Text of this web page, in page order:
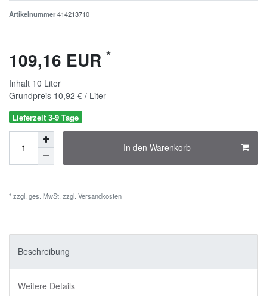
Artikelnummer414213710
109,16 EUR *
Inhalt 10 Liter
Grundpreis 10,92 € / Liter
Lieferzeit 3-9 Tage
In den Warenkorb
* zzgl. ges. MwSt. zzgl. Versandkosten
Beschreibung
Weitere Details